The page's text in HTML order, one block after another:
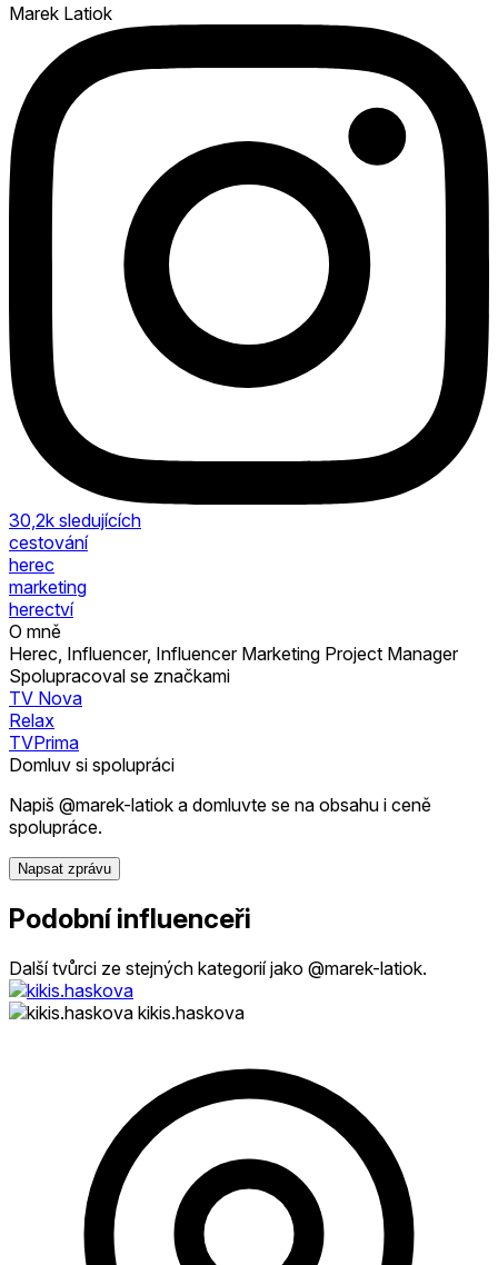
Marek Latiok
30,2k sledujících
cestování
herec
marketing
herectví
O mně
Herec, Influencer, Influencer Marketing Project Manager
Spolupracoval se značkami
TV Nova
Relax
TVPrima
Domluv si spolupráci
Napiš @marek-latiok a domluvte se na obsahu i ceně
spolupráce.
Napsat zprávu
Podobní influenceři
Další tvůrci ze stejných kategorií jako @marek-latiok.
kikis.haskova